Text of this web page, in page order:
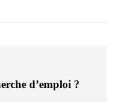
d’emploi ?